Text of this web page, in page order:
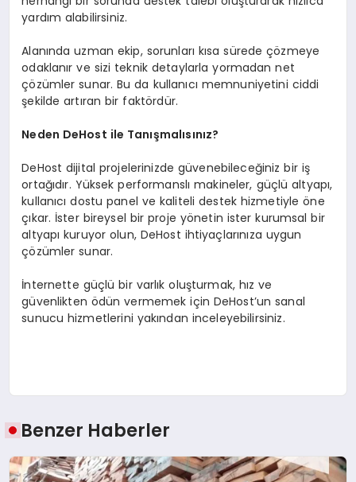
yardım alabilirsiniz.
Alanında uzman ekip, sorunları kısa sürede çözmeye
odaklanır ve sizi teknik detaylarla yormadan net
çözümler sunar. Bu da kullanıcı memnuniyetini ciddi
şekilde artıran bir faktördür.
Neden DeHost ile Tanışmalısınız?
DeHost dijital projelerinizde güvenebileceğiniz bir iş
ortağıdır. Yüksek performanslı makineler, güçlü altyapı,
kullanıcı dostu panel ve kaliteli destek hizmetiyle öne
çıkar. İster bireysel bir proje yönetin ister kurumsal bir
altyapı kuruyor olun, DeHost ihtiyaçlarınıza uygun
çözümler sunar.
İnternette güçlü bir varlık oluşturmak, hız ve
güvenlikten ödün vermemek için DeHost’un sanal
sunucu hizmetlerini yakından inceleyebilirsiniz.
Benzer Haberler